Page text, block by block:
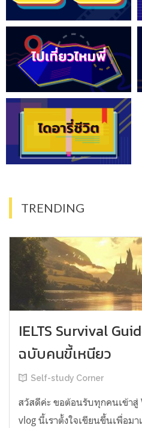
TRENDING
IELTS Survival
ฉบับคนขี้เหนียว
Self-study Corner
สวัสดีค่ะ ขอต้อนรับทุกคนเข้าสู่
vlog นี้เราตั้งใจเขียนขึ้นเพื่อม